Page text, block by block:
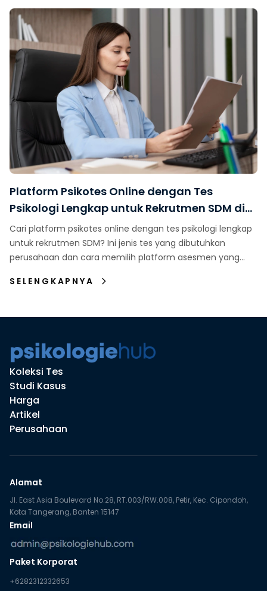
Platform Psikotes Online dengan Tes
Psikologi Lengkap untuk Rekrutmen SDM di
Indonesia
Cari platform psikotes online dengan tes psikologi lengkap
untuk rekrutmen SDM? Ini jenis tes yang dibutuhkan
perusahaan dan cara memilih platform asesmen yang
SELENGKAPNYA
Koleksi Tes
Studi Kasus
Harga
Artikel
Perusahaan
Alamat
Jl. East Asia Boulevard No.28, RT.003/RW.008, Petir, Kec. Cipondoh,
Kota Tangerang, Banten 15147
Email
Paket Korporat
+6282312332653